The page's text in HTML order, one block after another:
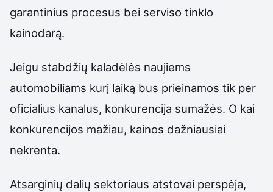
garantinius procesus bei serviso tinklo
kainodarą.
Jeigu stabdžių kaladėlės naujiems
automobiliams kurį laiką bus prieinamos tik per
oficialius kanalus, konkurencija sumažės. O kai
konkurencijos mažiau, kainos dažniausiai
nekrenta.
Atsarginių dalių sektoriaus atstovai perspėja,